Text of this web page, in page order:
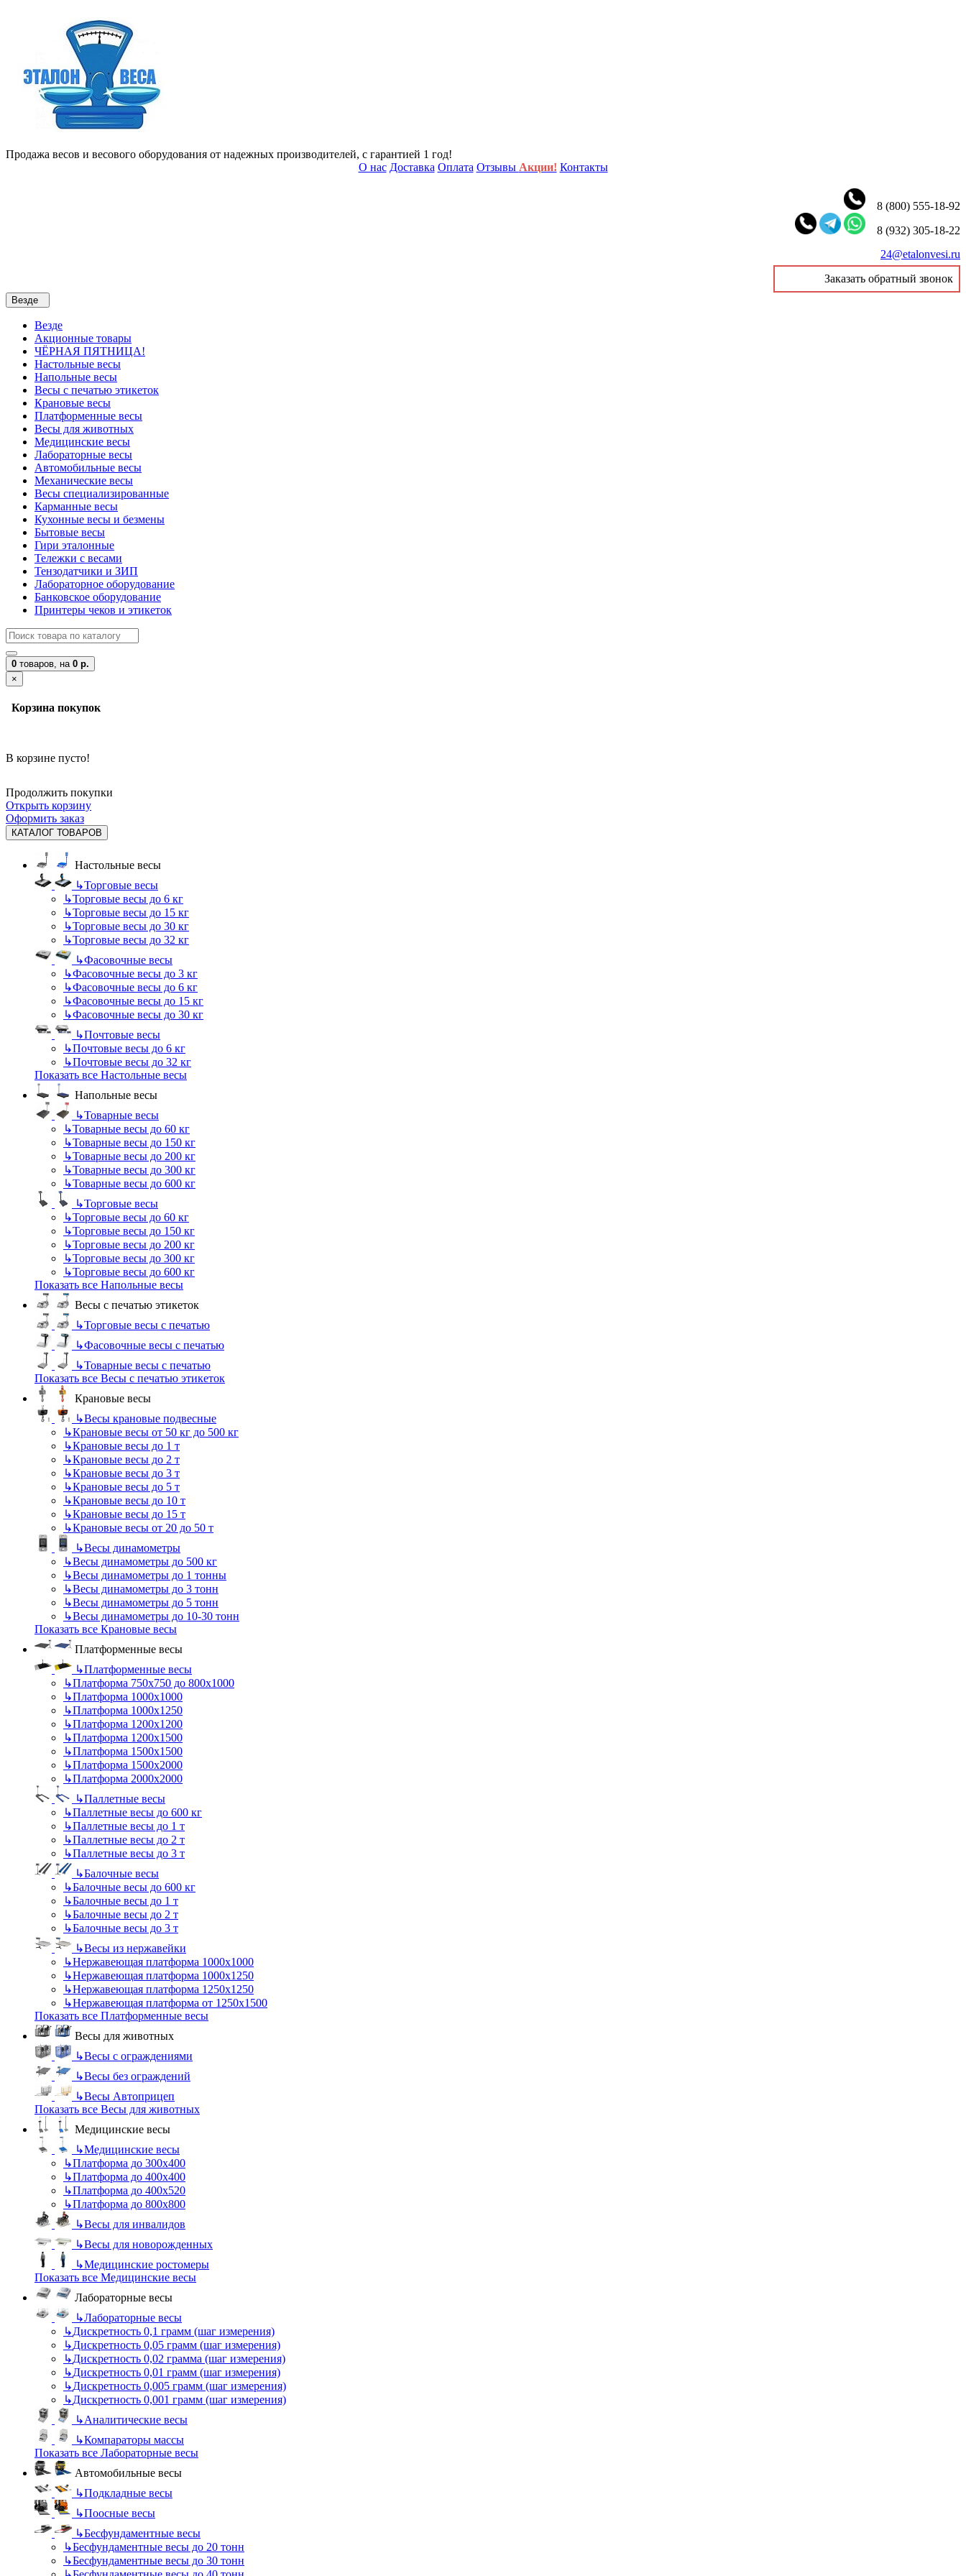
Продажа весов и весового оборудования от надежных производителей, с гарантией 1 год!
О нас Доставка Оплата Отзывы Акции! Контакты
8 (800) 555-18-92
8 (932) 305-18-22
24@etalonvesi.ru
Заказать обратный звонок
Везде
Везде
Акционные товары
ЧЁРНАЯ ПЯТНИЦА!
Настольные весы
Напольные весы
Весы с печатью этикеток
Крановые весы
Платформенные весы
Весы для животных
Медицинские весы
Лабораторные весы
Автомобильные весы
Механические весы
Весы специализированные
Карманные весы
Кухонные весы и безмены
Бытовые весы
Гири эталонные
Тележки с весами
Тензодатчики и ЗИП
Лабораторное оборудование
Банковское оборудование
Принтеры чеков и этикеток
0 товаров, на 0 р.
×
Корзина покупок
В корзине пусто!
Продолжить покупки
Открыть корзину
Оформить заказ
КАТАЛОГ ТОВАРОВ
Настольные весы
↳Торговые весы
↳Торговые весы до 6 кг
↳Торговые весы до 15 кг
↳Торговые весы до 30 кг
↳Торговые весы до 32 кг
↳Фасовочные весы
↳Фасовочные весы до 3 кг
↳Фасовочные весы до 6 кг
↳Фасовочные весы до 15 кг
↳Фасовочные весы до 30 кг
↳Почтовые весы
↳Почтовые весы до 6 кг
↳Почтовые весы до 32 кг
Показать все Настольные весы
Напольные весы
↳Товарные весы
↳Товарные весы до 60 кг
↳Товарные весы до 150 кг
↳Товарные весы до 200 кг
↳Товарные весы до 300 кг
↳Товарные весы до 600 кг
↳Торговые весы
↳Торговые весы до 60 кг
↳Торговые весы до 150 кг
↳Торговые весы до 200 кг
↳Торговые весы до 300 кг
↳Торговые весы до 600 кг
Показать все Напольные весы
Весы с печатью этикеток
↳Торговые весы с печатью
↳Фасовочные весы с печатью
↳Товарные весы с печатью
Показать все Весы с печатью этикеток
Крановые весы
↳Весы крановые подвесные
↳Крановые весы от 50 кг до 500 кг
↳Крановые весы до 1 т
↳Крановые весы до 2 т
↳Крановые весы до 3 т
↳Крановые весы до 5 т
↳Крановые весы до 10 т
↳Крановые весы до 15 т
↳Крановые весы от 20 до 50 т
↳Весы динамометры
↳Весы динамометры до 500 кг
↳Весы динамометры до 1 тонны
↳Весы динамометры до 3 тонн
↳Весы динамометры до 5 тонн
↳Весы динамометры до 10-30 тонн
Показать все Крановые весы
Платформенные весы
↳Платформенные весы
↳Платформа 750х750 до 800х1000
↳Платформа 1000х1000
↳Платформа 1000х1250
↳Платформа 1200х1200
↳Платформа 1200х1500
↳Платформа 1500х1500
↳Платформа 1500х2000
↳Платформа 2000х2000
↳Паллетные весы
↳Паллетные весы до 600 кг
↳Паллетные весы до 1 т
↳Паллетные весы до 2 т
↳Паллетные весы до 3 т
↳Балочные весы
↳Балочные весы до 600 кг
↳Балочные весы до 1 т
↳Балочные весы до 2 т
↳Балочные весы до 3 т
↳Весы из нержавейки
↳Нержавеющая платформа 1000х1000
↳Нержавеющая платформа 1000х1250
↳Нержавеющая платформа 1250х1250
↳Нержавеющая платформа от 1250х1500
Показать все Платформенные весы
Весы для животных
↳Весы с ограждениями
↳Весы без ограждений
↳Весы Автоприцеп
Показать все Весы для животных
Медицинские весы
↳Медицинские весы
↳Платформа до 300х400
↳Платформа до 400х400
↳Платформа до 400х520
↳Платформа до 800х800
↳Весы для инвалидов
↳Весы для новорожденных
↳Медицинские ростомеры
Показать все Медицинские весы
Лабораторные весы
↳Лабораторные весы
↳Дискретность 0,1 грамм (шаг измерения)
↳Дискретность 0,05 грамм (шаг измерения)
↳Дискретность 0,02 грамма (шаг измерения)
↳Дискретность 0,01 грамм (шаг измерения)
↳Дискретность 0,005 грамм (шаг измерения)
↳Дискретность 0,001 грамм (шаг измерения)
↳Аналитические весы
↳Компараторы массы
Показать все Лабораторные весы
Автомобильные весы
↳Подкладные весы
↳Поосные весы
↳Бесфундаментные весы
↳Бесфундаментные весы до 20 тонн
↳Бесфундаментные весы до 30 тонн